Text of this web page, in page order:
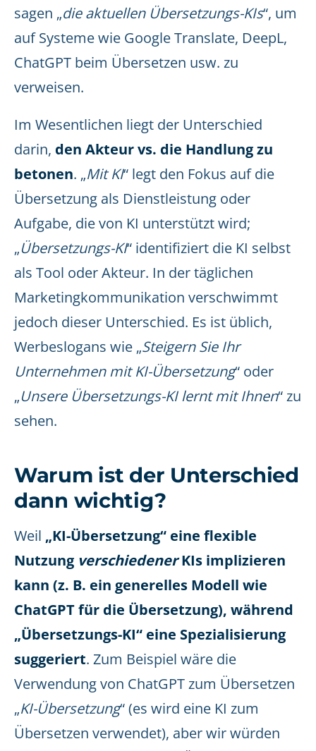
sagen „die aktuellen Übersetzungs-KIs“, um
auf Systeme wie Google Translate, DeepL,
ChatGPT beim Übersetzen usw. zu
verweisen.
Im Wesentlichen liegt der Unterschied
darin, den Akteur vs. die Handlung zu
betonen. „Mit KI“ legt den Fokus auf die
Übersetzung als Dienstleistung oder
Aufgabe, die von KI unterstützt wird;
„Übersetzungs-KI“ identifiziert die KI selbst
als Tool oder Akteur. In der täglichen
Marketingkommunikation verschwimmt
jedoch dieser Unterschied. Es ist üblich,
Werbeslogans wie „Steigern Sie Ihr
Unternehmen mit KI-Übersetzung“ oder
„Unsere Übersetzungs-KI lernt mit Ihnen“ zu
sehen.
Warum ist der Unterschied
dann wichtig?
Weil „KI-Übersetzung“ eine flexible
Nutzung verschiedenerKIs implizieren
kann (z. B. ein generelles Modell wie
ChatGPT für die Übersetzung), während
„Übersetzungs-KI“ eine Spezialisierung
suggeriert. Zum Beispiel wäre die
Verwendung von ChatGPT zum Übersetzen
„KI-Übersetzung“ (es wird eine KI zum
Übersetzen verwendet), aber wir würden